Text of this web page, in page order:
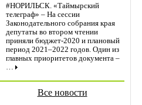
#НОРИЛЬСК. «Таймырский
телеграф» – На сессии
Законодательного собрания края
депутаты во втором чтении
приняли бюджет-2020 и плановый
период 2021–2022 годов. Один из
главных приоритетов документа –
…
Все новости